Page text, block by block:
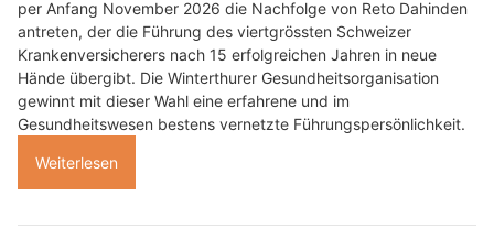
per Anfang November 2026 die Nachfolge von Reto Dahinden
antreten, der die Führung des viertgrössten Schweizer
Krankenversicherers nach 15 erfolgreichen Jahren in neue
Hände übergibt. Die Winterthurer Gesundheitsorganisation
gewinnt mit dieser Wahl eine erfahrene und im
Gesundheitswesen bestens vernetzte Führungspersönlichkeit.
Weiterlesen